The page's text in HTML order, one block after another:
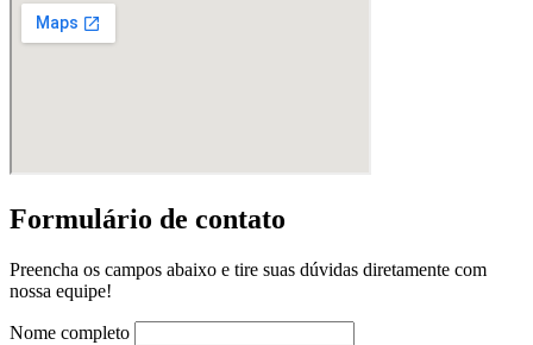
Formulário de contato
Preencha os campos abaixo e tire suas dúvidas diretamente com
nossa equipe!
Nome completo